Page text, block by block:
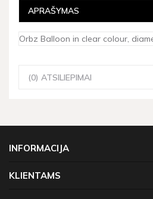
APRAŠYMAS
Orbz Balloon in clear colour,
(0) ATSILIEPIMAI
INFORMACIJA
KLIENTAMS